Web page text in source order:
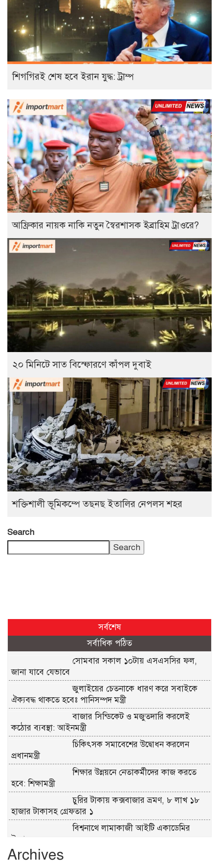
শিগগিরই শেষ হবে ইরান যুদ্ধ: ট্রাম্প
আফ্রিকার নায়ক নাকি নতুন স্বৈরশাসক ইব্রাহিম ট্রাওরে?
২০ মিনিটে সাত বিস্ফোরণে কাঁপল দুবাই
শক্তিশালী ভূমিকম্পে তছনছ ইতালির নেপলস শহর
Search
Search
সর্বশেষ
সর্বাধিক পঠিত
সোমবার সকাল ১০টায় এসএসসির ফল,
জানা যাবে যেভাবে
জুলাইয়ের চেতনাকে ধারণ করে সবাইকে
ঐক্যবদ্ধ থাকতে হবেঃ পানিসম্পদ মন্ত্রী
বাজার সিন্ডিকেট ও মজুতদারি করলেই
কঠোর ব্যবস্থা: আইনমন্ত্রী
চিকিৎসক সমাবেশের উদ্বোধন করলেন
প্রধানমন্ত্রী
শিক্ষার উন্নয়নে নেতাকর্মীদের কাজ করতে
হবে: শিক্ষামন্ত্রী
চুরির টাকায় কক্সবাজার ভ্রমণ, ৮ লাখ ১৮
হাজার টাকাসহ গ্রেফতার ১
বিশ্বনাথে লামাকাজী আইটি একাডেমির
উদ্বোধন
Archives